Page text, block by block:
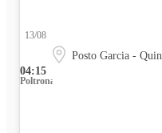
04:15
13/08
Posto Garcia -
Poltrona